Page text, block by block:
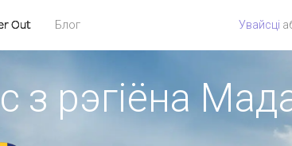
Out Блог Увайсці
з рэгіёна